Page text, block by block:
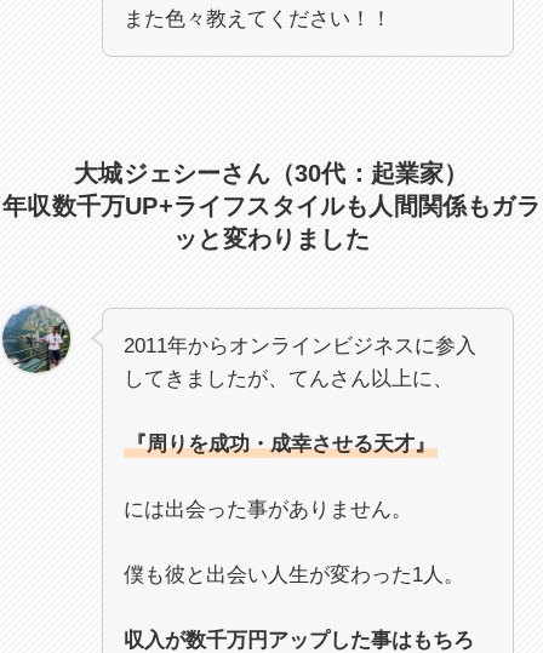
また色々教えてください！！
大城ジェシーさん（30代：起業家）
年収数千万UP+ライフスタイルも人間関係もガラ
ッと変わりました
2011年からオンラインビジネスに参入
してきましたが、てんさん以上に、
『周りを成功・成幸させる天才』
には出会った事がありません。
僕も彼と出会い人生が変わった1人。
収入が数千万円アップした事はもちろ